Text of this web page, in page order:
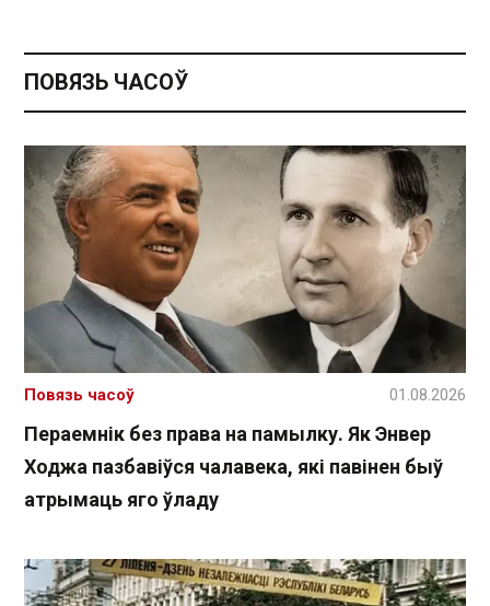
ПОВЯЗЬ ЧАСОЎ
Пераемнік без права на памылку. Як Энвер
Ходжа пазбавіўся чалавека, які павінен быў
атрымаць яго ўладу
Повязь часоў 01.08.2026